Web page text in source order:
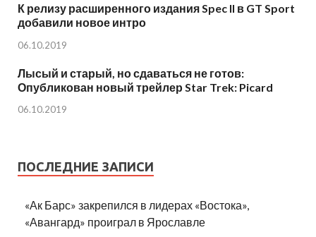
К релизу расширенного издания Spec II в GT Sport
добавили новое интро
06.10.2019
Лысый и старый, но сдаваться не готов:
Опубликован новый трейлер Star Trek: Picard
06.10.2019
ПОСЛЕДНИЕ ЗАПИСИ
«Ак Барс» закрепился в лидерах «Востока»,
«Авангард» проиграл в Ярославле